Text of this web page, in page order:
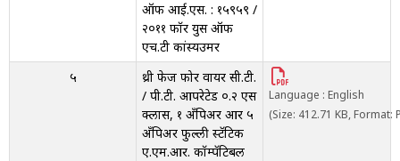
ऑफ आई.एस. : १५९५९ /
२०११ फॉर युस ऑफ
एच.टी कांस्यउमर
५
थ्री फेज फोर वायर सी.टी.
/ पी.टी. आपरेटेड ०.२ एस
क्लास, १ अँपिअर आर ५
अँपिअर फुल्ली स्टॅटिक
ए.एम.आर. कॉम्पॅटिबल
Language : English
(Size: 412.71 KB, Format: